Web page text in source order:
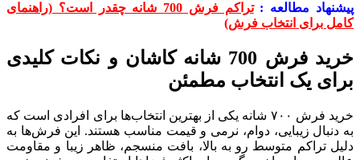
پیشنهاد مطالعه :
تراکم فرش 700 شانه چقدر است؟ (راهنمای
کامل برای انتخاب فرش)
خرید فرش 700 شانه کاشان و نکات کلیدی
برای یک انتخاب مطمئن
خرید فرش ۷۰۰ شانه یکی از بهترین انتخاب‌ها برای افرادی است که
به دنبال زیبایی، دوام، نرمی و قیمت مناسب هستند. این فرش‌ها به
دلیل تراکم متوسط رو به بالا، بافت منسجم، ظاهر زیبا و مقاومت